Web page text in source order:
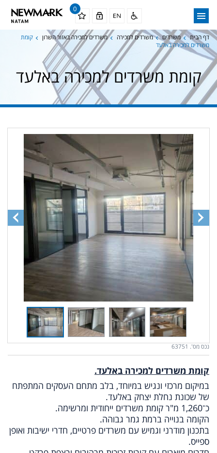
0
דף הבית משרדים משרדים למכירה משרדים למכירה באזור השרון
קומת
משרדים למכירה באלעד
קומת משרדים למכירה באלעד
נכס מס'. 63751
קומת משרדים למכירה באלעד.
במיקום מרכזי ונגיש במיוחד, בלב מתחם העסקים המתפתח
של שכונת נחלת יצחק באלעד.
כ־1,260 מ"ר קומת משרדים ייחודית ומרשימה.
הקומה בנוייה ברמת גמר גבוהה.
בתכנון מודרני וגמיש עם משרדים פרטיים, חדרי ישיבות ואופן
ספייס.